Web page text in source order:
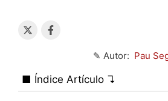
✎ Autor: Pau
■ Índice Artículo ↴